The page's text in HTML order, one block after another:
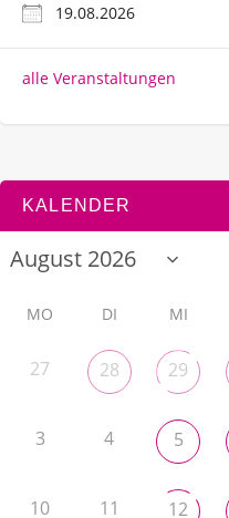
19.08.2026
alle Veranstaltungen
KALENDER
MO DI MI
27 28 29
3 4 5
10 11 12